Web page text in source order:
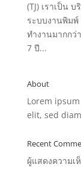
(TJ) เราเป็น
ระบบงานพิม
ทำงานมากกว่
7 ปี...
About
Lorem
elit, sed
Recent
ผู้แสดงความเ